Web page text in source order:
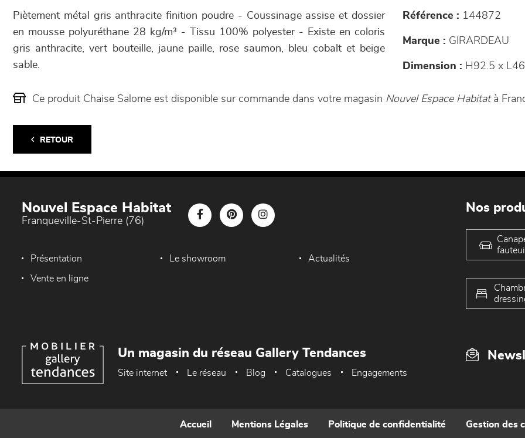
Piètement métal gris anthracite finition poudre - Coussinage assise et dossier
en mousse polyuréthane 28 kg/m³ - Tissu 100% polyester - Existe en coloris
gris anthracite, vert bouteille, jaune paille, rose saumon, bleu cobalt et beige
sable.
Référence : 144872
Marque : GIRARDEAU
Dimension : H92.5 x
Ce produit Chaise Salome est disponible sur commande dans votre magasin Nouvel Espace Habitatà
RETOUR
Nouvel Espace Habitat
Franqueville-St-Pierre (76)
Présentation Le showroom Actualités
Vente en ligne
Nos
Un magasin du réseau Gallery Tendances
Site internet Le réseau Blog Catalogues Engagements
Accueil Mentions Légales Politique de confidentialité Gestion des